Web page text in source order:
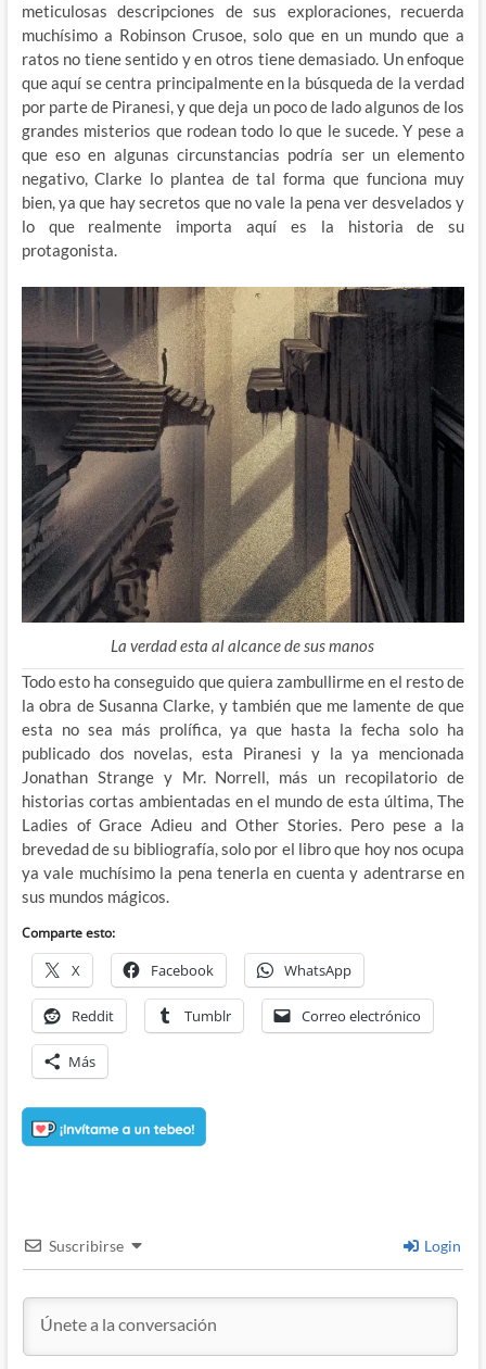
meticulosas descripciones de sus exploraciones, recuerda
muchísimo a Robinson Crusoe, solo que en un mundo que a
ratos no tiene sentido y en otros tiene demasiado. Un enfoque
que aquí se centra principalmente en la búsqueda de la verdad
por parte de Piranesi, y que deja un poco de lado algunos de los
grandes misterios que rodean todo lo que le sucede. Y pese a
que eso en algunas circunstancias podría ser un elemento
negativo, Clarke lo plantea de tal forma que funciona muy
bien, ya que hay secretos que no vale la pena ver desvelados y
lo que realmente importa aquí es la historia de su
protagonista.
La verdad esta al alcance de sus manos
Todo esto ha conseguido que quiera zambullirme en el resto de
la obra de Susanna Clarke, y también que me lamente de que
esta no sea más prolífica, ya que hasta la fecha solo ha
publicado dos novelas, esta Piranesi y la ya mencionada
Jonathan Strange y Mr. Norrell, más un recopilatorio de
historias cortas ambientadas en el mundo de esta última, The
Ladies of Grace Adieu and Other Stories. Pero pese a la
brevedad de su bibliografía, solo por el libro que hoy nos ocupa
ya vale muchísimo la pena tenerla en cuenta y adentrarse en
sus mundos mágicos.
Comparte esto:
X Facebook WhatsApp
Reddit Tumblr Correo electrónico
Más
Suscribirse Login